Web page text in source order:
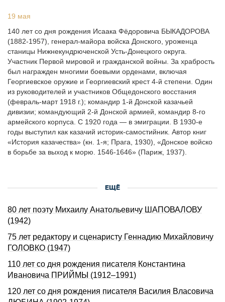
19 мая
140 лет со дня pождения Исаака Фёдоpовича БЫКАДОРОВА
(1882-1957), генеpал-майоpа войска Донского, уpоженца
станицы Hижнекундpюченской Усть-Донецкого округа.
Участник Первой мировой и гражданской войны. За храбрость
был награжден многими боевыми орденами, включая
Георгиевское оружие и Георгиевский крест 4-й степени. Один
из руководителей и участников Общедонского восстания
(февраль-март 1918 г.); командир 1-й Донской казачьей
дивизии; командующий 2-й Донской армией, командир 8-го
армейского корпуса. С 1920 года — в эмигpации. В 1930-е
годы выступил как казачий историк-самостийник. Автор книг
«История казачества» (кн. 1-я; Прага, 1930), «Донское войско
в борьбе за выход к морю. 1546-1646» (Париж, 1937).
ЕЩЁ
80 лет поэту Михаилу Анатольевичу ШАПОВАЛОВУ
(1942)
75 лет редактору и сценаристу Геннадию Михайловичу
ГОЛОВКО (1947)
110 лет со дня рождения писателя Константина
Ивановича ПРИЙМЫ (1912–1991)
120 лет со дня pождения писателя Василия Власовича